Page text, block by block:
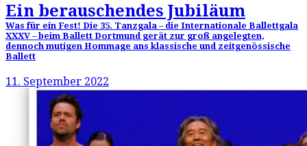
Ein berauschendes Jubiläum
Was für ein Fest! Die 35. Tanzgala – die Internationale Ballettgala
XXXV – beim Ballett Dortmund gerät zur groß angelegten,
dennoch mutigen Hommage ans klassische und zeitgenössische
Ballett
11. September 2022